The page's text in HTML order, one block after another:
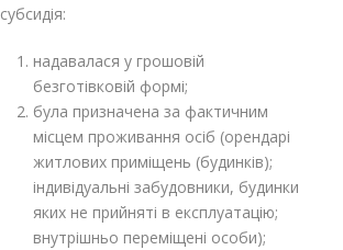
субсидія:
надавалася у грошовій
безготівковій формі;
була призначена за фактичним
місцем проживання осіб (орендарі
житлових приміщень (будинків);
індивідуальні забудовники, будинки
яких не прийняті в експлуатацію;
внутрішньо переміщені особи);